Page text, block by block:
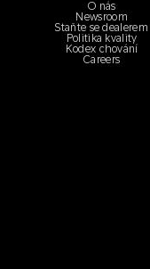
O nás
Newsroom
Staňte se dealerem
Politika kvality
Kodex chování
Careers